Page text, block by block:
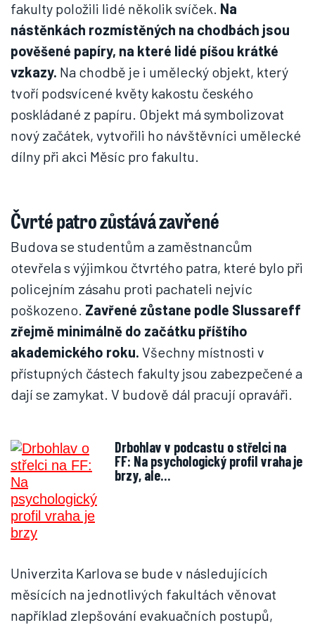
fakulty položili lidé několik svíček. Na
nástěnkách rozmístěných na chodbách jsou
pověšené papíry, na které lidé píšou krátké
vzkazy. Na chodbě je i umělecký objekt, který
tvoří podsvícené květy kakostu českého
poskládané z papíru. Objekt má symbolizovat
nový začátek, vytvořili ho návštěvníci umělecké
dílny při akci Měsíc pro fakultu.
Čvrté patro zůstává zavřené
Budova se studentům a zaměstnancům
otevřela s výjimkou čtvrtého patra, které bylo při
policejním zásahu proti pachateli nejvíc
poškozeno. Zavřené zůstane podle Slussareff
zřejmě minimálně do začátku příštího
akademického roku. Všechny místnosti v
přístupných částech fakulty jsou zabezpečené a
dají se zamykat. V budově dál pracují opraváři.
Drbohlav v podcastu o střelci na
FF: Na psychologický profil vraha je
brzy, ale…
Univerzita Karlova se bude v následujících
měsících na jednotlivých fakultách věnovat
například zlepšování evakuačních postupů,